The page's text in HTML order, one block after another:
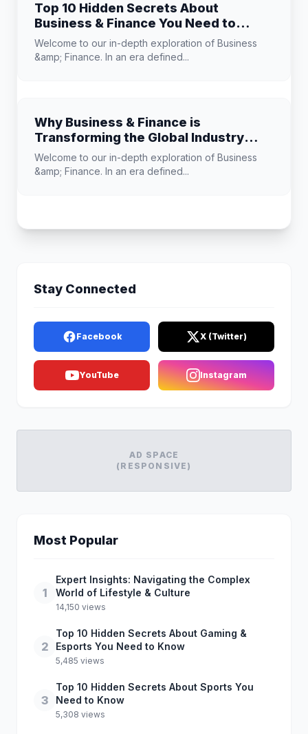
Top 10 Hidden Secrets About
Business & Finance You Need to
Know
Welcome to our in-depth exploration of Business
&amp; Finance. In an era defined...
Why Business & Finance is
Transforming the Global Industry
Landscape
Welcome to our in-depth exploration of Business
&amp; Finance. In an era defined...
Stay Connected
Facebook X (Twitter)
YouTube Instagram
AD SPACE
(RESPONSIVE)
Most Popular
1
Expert Insights: Navigating the Complex
World of Lifestyle & Culture
14,150 views
2
Top 10 Hidden Secrets About Gaming &
Esports You Need to Know
5,485 views
3
Top 10 Hidden Secrets About Sports You
Need to Know
5,308 views